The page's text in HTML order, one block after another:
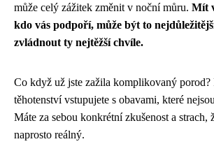
může celý zážitek změnit v noční můru. Mít
kdo vás podpoří, může být to
zvládnout ty nejtěžší chvíle.
Co když už jste zažila komplikovaný porod?
těhotenství vstupujete s obavami, které
Máte za sebou konkrétní zkušenost a strach,
naprosto reálný.